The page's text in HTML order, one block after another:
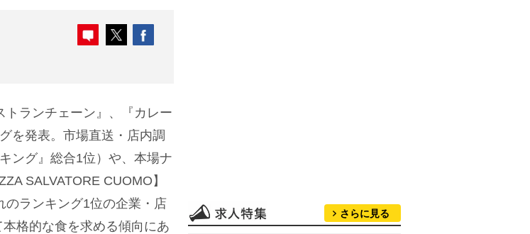
ランチェーン』、『カレー
を発表。市場直送・店内調
ング』総合1位）や、本場ナ
SALVATORE CUOMO】
のランキング1位の企業・店
本格的な食を求める傾向にあ
さらに見る